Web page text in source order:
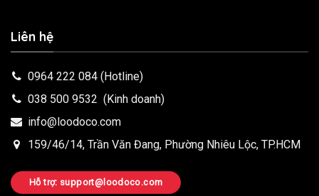
Liên hệ
0964 222 084 (Hotline)
038 500 9532 (Kinh doanh)
info@loodoco.com
159/46/14, Trần Văn Đang, Phường Nhiêu Lộc, TP.HCM
Hỗ trợ: support@loodoco.com